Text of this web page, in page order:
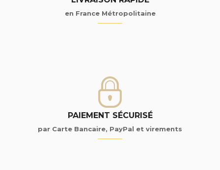
en France Métropolitaine
PAIEMENT SÉCURISÉ
par Carte Bancaire, PayPal et virements